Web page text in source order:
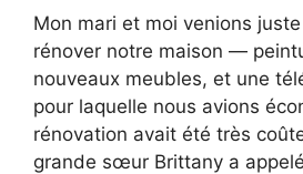
Mon mari et moi venions
rénover notre maison —
nouveaux meubles, et une
pour laquelle nous avions
rénovation avait été très
grande sœur Brittany a